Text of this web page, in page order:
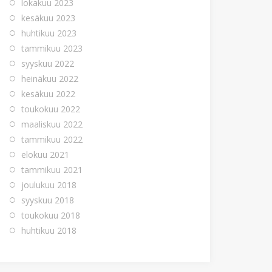
lokakuu 2023
kesäkuu 2023
huhtikuu 2023
tammikuu 2023
syyskuu 2022
heinäkuu 2022
kesäkuu 2022
toukokuu 2022
maaliskuu 2022
tammikuu 2022
elokuu 2021
tammikuu 2021
joulukuu 2018
syyskuu 2018
toukokuu 2018
huhtikuu 2018